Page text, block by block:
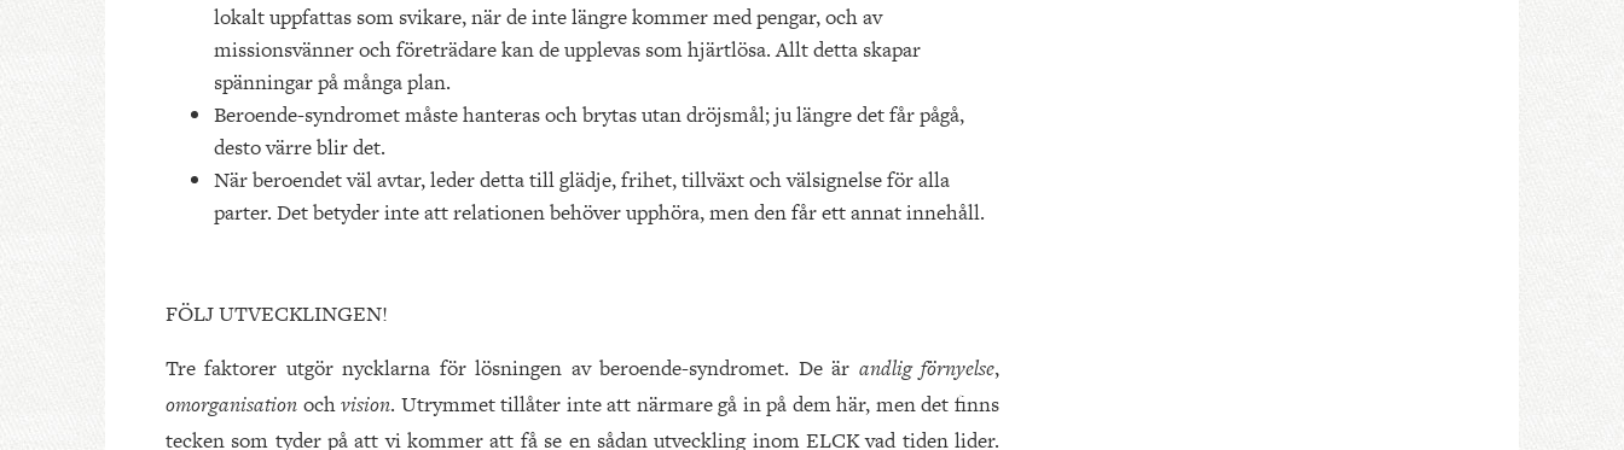
lokalt uppfattas som svikare, när de inte längre kommer med pengar, och av
missionsvänner och företrädare kan de upplevas som hjärtlösa. Allt detta skapar
spänningar på många plan.
Beroende-syndromet måste hanteras och brytas utan dröjsmål; ju längre det får pågå,
desto värre blir det.
När beroendet väl avtar, leder detta till glädje, frihet, tillväxt och välsignelse för alla
parter. Det betyder inte att relationen behöver upphöra, men den får ett annat innehåll.
FÖLJ UTVECKLINGEN!
Tre faktorer utgör nycklarna för lösningen av beroende-syndromet. De är andlig förnyelse,
omorganisation ochvision. Utrymmet tillåter inte att närmare gå in på dem här, men det finns
tecken som tyder på att vi kommer att få se en sådan utveckling inom ELCK vad tiden lider.